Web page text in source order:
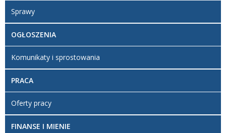
Sprawy
OGŁOSZENIA
Komunikaty i sprostowania
PRACA
Oferty pracy
FINANSE I MIENIE